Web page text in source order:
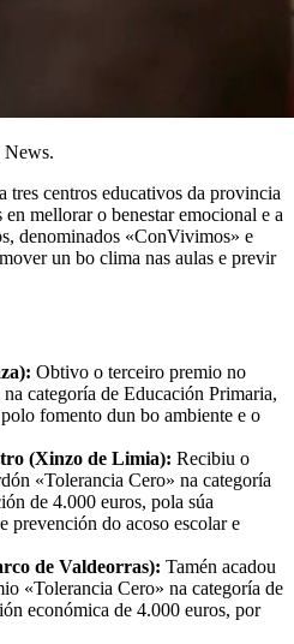
News.
tres centros educativos da provincia
mellorar o benestar emocional e a
denominados «ConVivimos» e
un bo clima nas aulas e previr
Obtivo o terceiro premio no
categoría de Educación Primaria,
fomento dun bo ambiente e o
(Xinzo de Limia): Recibiu o
«Tolerancia Cero» na categoría
de 4.000 euros, pola súa
prevención do acoso escolar e
de Valdeorras): Tamén acadou
«Tolerancia Cero» na categoría de
económica de 4.000 euros, por